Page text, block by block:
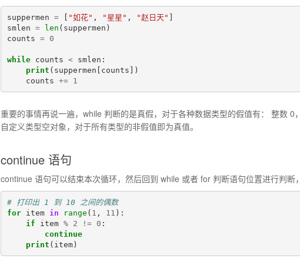
suppermen = [ "如花" , "星星" , "赵日天" ]
smlen = len ( suppermen )
counts = 0
while counts < smlen :
print ( suppermen [ counts ])
counts += 1
重要的事情再说一遍，while 判断的是真假，对于各种数据类型的假值有： 整数
自定义类型空对象，对于所有类型的非假值即为真值。
continue 语句
continue 语句可以结束本次循环，然后回到 while 或者 for 判断语句位置进行判断
# 打印出 1 到 10 之间的偶数
for
item in range ( 1 , 11 ):
if
item % 2 != 0 :
continue
print ( item)